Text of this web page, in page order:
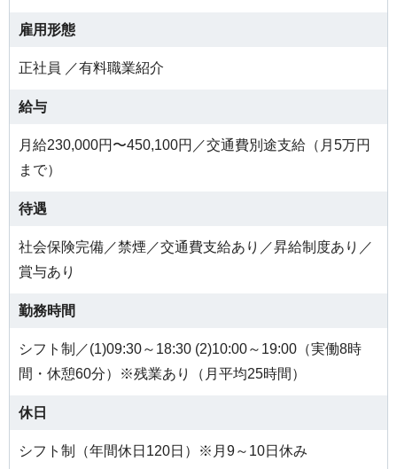
雇用形態
正社員 ／有料職業紹介
給与
月給230,000円〜450,100円／交通費別途支給（月5万円
まで）
待遇
社会保険完備／禁煙／交通費支給あり／昇給制度あり／
賞与あり
勤務時間
シフト制／(1)09:30～18:30 (2)10:00～19:00（実働8時
間・休憩60分）※残業あり（月平均25時間）
休日
シフト制（年間休日120日）※月9～10日休み